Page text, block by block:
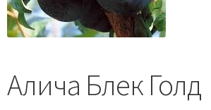
Алича Блек Голд